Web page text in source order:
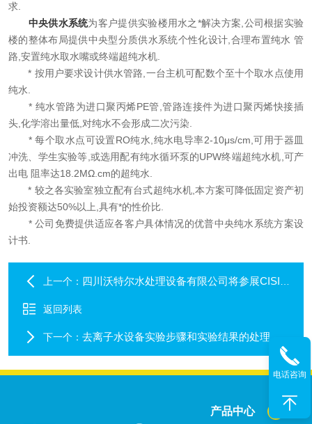
求.
中央供水系统为客户提供实验楼用水之*解决方案,公司根据实验
楼的整体布局提供中央型分质供水系统个性化设计,合理布置纯水 管
路,安置纯水取水嘴或终端超纯水机.
* 按用户要求设计供水管路,一台主机可配数个至十个取水点使用
纯水.
* 纯水管路为进口聚丙烯PE管,管路连接件为进口聚丙烯快接插
头,化学溶出量低,对纯水不会形成二次污染.
* 每个取水点可设置RO纯水,纯水电导率2-10μs/cm,可用于器皿
冲洗、学生实验等,或选用配有纯水循环泵的UPW终端超纯水机,可产
出电 阻率达18.2MΩ.cm的超纯水.
* 较之各实验室独立配有台式超纯水机,本方案可降低固定资产初
始投资额达50%以上,具有*的性价比.
* 公司免费提供适应各客户具体情况的优普中央纯水系统方案设
计书.
上一个： 四川沃特尔水处理设备有限公司将参展CISILE 2015
返回列表
下一个： 去离子水设备实验步骤和实验结果的处理
产品中心
电话咨询